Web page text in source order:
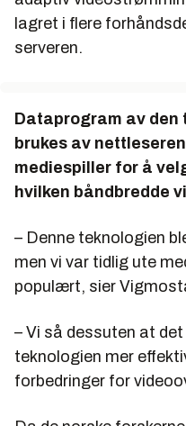
lagret i flere
serveren.
Dataprogram av den
brukes av
mediespiller for å
hvilken båndbredde
– Denne teknologien
men vi var tidlig ute
populært, sier
– Vi så dessuten at
teknologien mer
forbedringer for